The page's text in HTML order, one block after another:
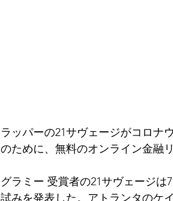
ラッパーの21サヴェージがコロナ
のために、無料のオンライン金融
グラミー 受賞者の21サヴェージは
試みを発表した。アトランタのケ